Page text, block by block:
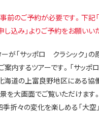
前のご予約が必要です。下記
込み」よりご予約をお願いい
が「サッポロ クラシック」の
案内するツアーです。「サッポ
海道の上富良野地区にある
を大画面でご覧いただけます
折々の変化を楽しめる「大空